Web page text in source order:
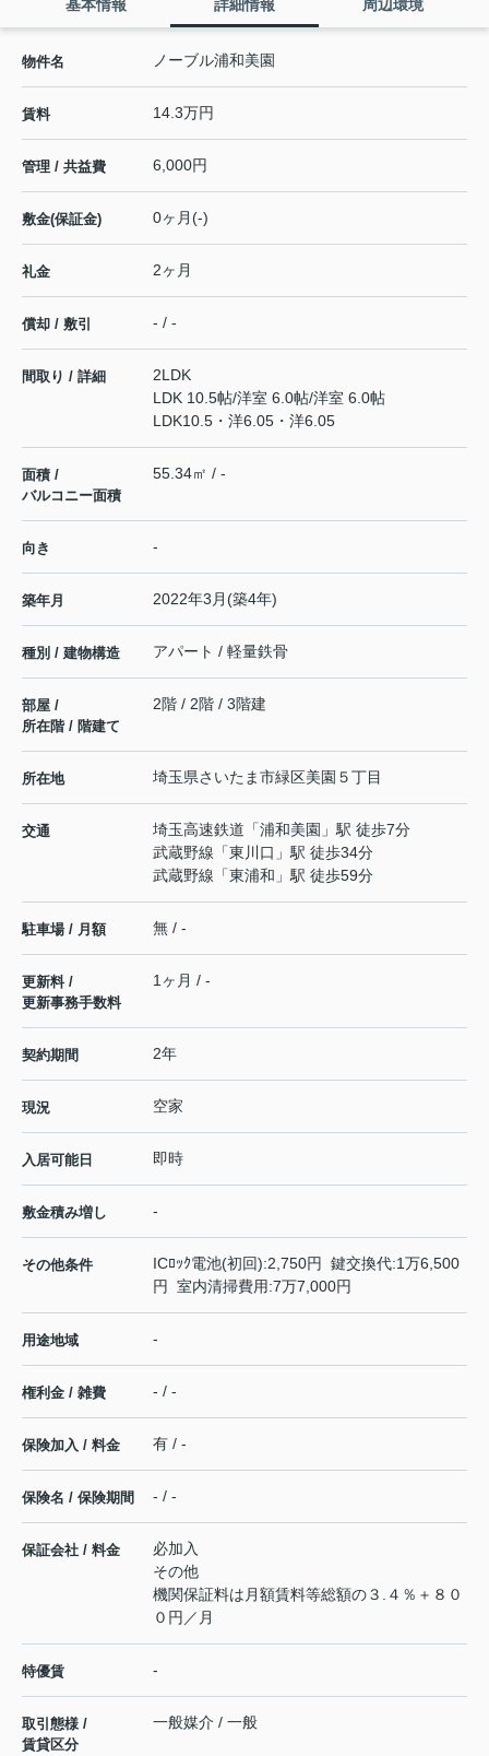
基本情報 詳細情報 周辺環境
物件名 ノーブル浦和美園
賃料 14.3万円
管理 / 共益費 6,000円
敷金(保証金) 0ヶ月(-)
礼金 2ヶ月
償却 / 敷引 - / -
間取り / 詳細
2LDK
LDK 10.5帖/洋室 6.0帖/洋室 6.0帖
LDK10.5・洋6.05・洋6.05
面積 /
バルコニー面積
55.34㎡ / -
向き -
築年月 2022年3月(築4年)
種別 / 建物構造 アパート / 軽量鉄骨
部屋 /
所在階 / 階建て
2階 / 2階 / 3階建
所在地 埼玉県さいたま市緑区美園 ５丁目
交通 埼玉高速鉄道 「浦和美園 」駅 徒歩7分
武蔵野線 「東川口 」駅 徒歩34分
武蔵野線 「東浦和 」駅 徒歩59分
駐車場 / 月額 無 / -
更新料 /
更新事務手数料
1ヶ月 / -
契約期間 2年
現況 空家
入居可能日 即時
敷金積み増し -
その他条件
ICﾛｯｸ電池(初回):2,750円 鍵交換代:1万6,500
円 室内清掃費用:7万7,000円
用途地域 -
権利金 / 雑費 - / -
保険加入 / 料金 有 / -
保険名 / 保険期間 - / -
保証会社 / 料金
必加入
その他
機関保証料は月額賃料等総額の３.４％＋８０
０円／月
特優賃 -
取引態様 /
賃貸区分
一般媒介 / 一般